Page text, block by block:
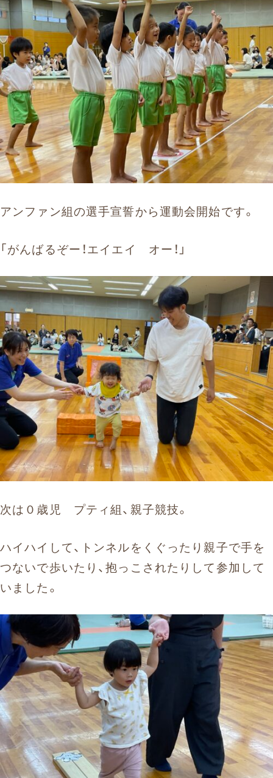
アンファン組の選手宣誓から運動会開始です。
「がんばるぞー！エイエイ オー！」
次は０歳児 プティ組、親子競技。
ハイハイして、トンネルをくぐったり親子で手を
つないで歩いたり、抱っこされたりして参加して
いました。